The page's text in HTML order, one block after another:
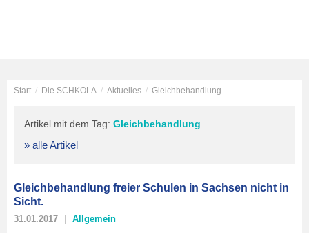
Start / Die SCHKOLA / Aktuelles / Gleichbehandlung
Artikel mit dem Tag: Gleichbehandlung
» alle Artikel
Gleichbehandlung freier Schulen in Sachsen nicht in
Sicht.
31.01.2017 Allgemein